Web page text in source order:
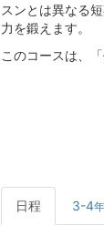
スンとは異なる
力を鍛えます。
このコースは、
日程 3-4